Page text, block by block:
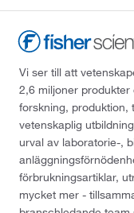
Vi ser till att
2,6 miljoner
forskning, produktion,
vetenskaplig
urval av laboratorie-,
förbrukningsartiklar,
mycket mer -